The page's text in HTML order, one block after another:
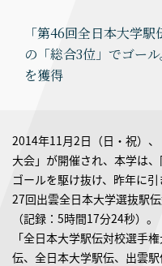
「第46回全日本大学
の「総合3位」でゴー
を獲得
2014年11月2日（日・祝）
大会」が開催され、本学は
ゴールを駆け抜け、昨年に
27回出雲全日本大学選抜駅
（記録：5時間17分24秒）。
「全日本大学駅伝対校選手
伝、全日本大学駅伝、出雲